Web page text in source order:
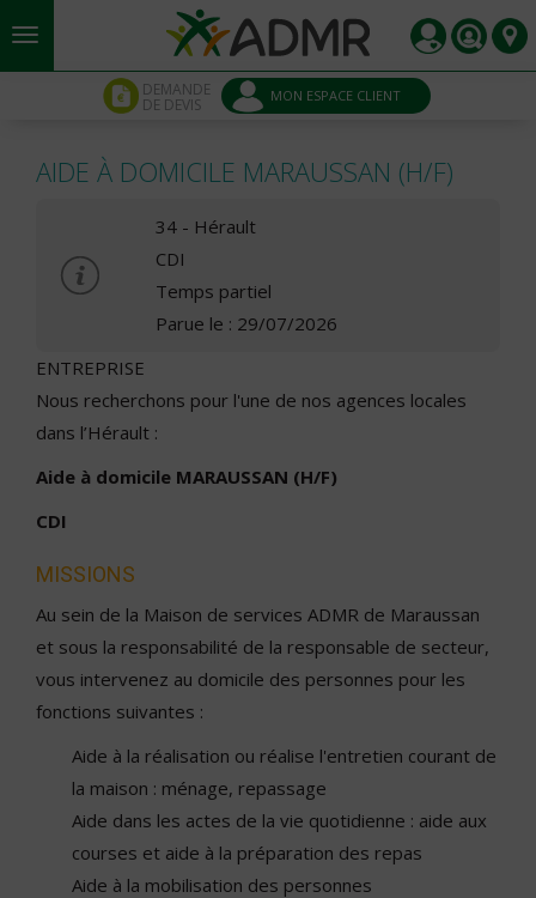
Aller au contenu principal
DEMANDE
DE DEVIS MON ESPACE CLIENT
AIDE À DOMICILE MARAUSSAN (H/F)
34 - Hérault
CDI
Temps partiel
Parue le : 29/07/2026
ENTREPRISE
Nous recherchons pour l'une de nos agences locales
dans l’Hérault :
Aide à domicile MARAUSSAN (H/F)
CDI
MISSIONS
Au sein de la Maison de services ADMR de Maraussan
et sous la responsabilité de la responsable de secteur,
vous intervenez au domicile des personnes pour les
fonctions suivantes :
Aide à la réalisation ou réalise l'entretien courant de
la maison : ménage, repassage
Aide dans les actes de la vie quotidienne : aide aux
courses et aide à la préparation des repas
Aide à la mobilisation des personnes
Panneau de gestion des cookies